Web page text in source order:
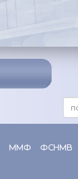
ММФ ФСНМВ